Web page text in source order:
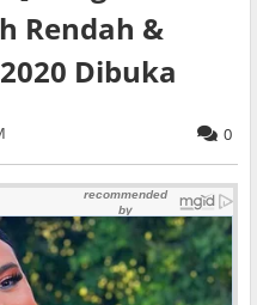
Rendah &
Dibuka
0